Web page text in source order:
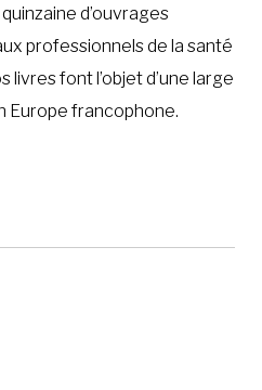
d’ouvrages
professionnels de la santé
livres font l’objet d’une large
Europe francophone.